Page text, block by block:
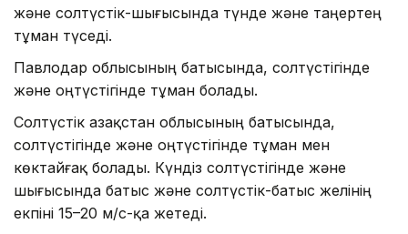
және солтүстік-шығысында түнде және таңертең
тұман түседі.
Павлодар облысының батысында, солтүстігінде
және оңтүстігінде тұман болады.
Солтүстік Қазақстан облысының батысында,
солтүстігінде және оңтүстігінде тұман мен
көктайғақ болады. Күндіз солтүстігінде және
шығысында батыс және солтүстік-батыс желінің
екпіні 15–20 м/с-қа жетеді.